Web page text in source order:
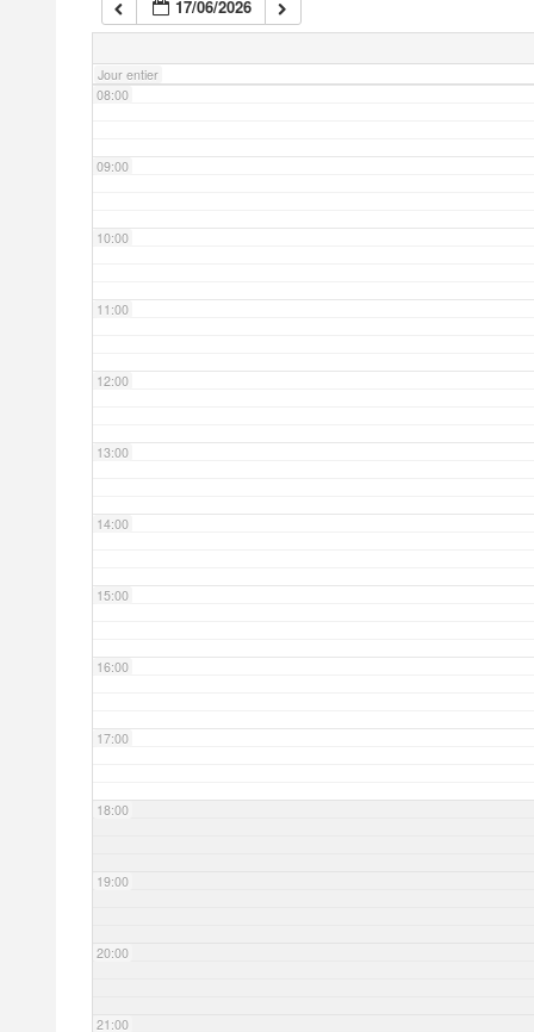
17/06/2026
Jour entier
07:00
08:00
09:00
10:00
11:00
12:00
13:00
14:00
15:00
16:00
17:00
18:00
19:00
20:00
21:00